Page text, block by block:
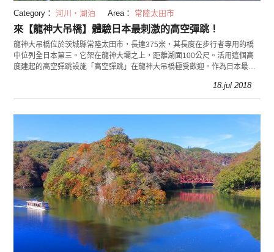
Category： 河川・湖泊 Area： 常陸太田市
來【龍神大吊橋】體驗日本最刺激的高空彈跳！
龍神大吊橋位於茨城縣常陸太田市，長達375米，其長度在步行者專用的橋
中位列全日本第三。它架在龍神大壩之上，距離湖面100公尺。活用這個高
度建起的高空彈跳設施「高空彈跳」在龍神大吊橋極受歡迎。作為日本最高
18.jul 2018